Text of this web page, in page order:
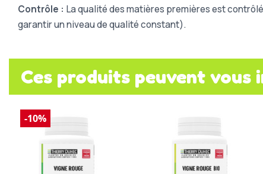
Contrôle : La qualité des matières premières est
garantir un niveau de qualité constant).
Ces produits peuvent vous
-10%